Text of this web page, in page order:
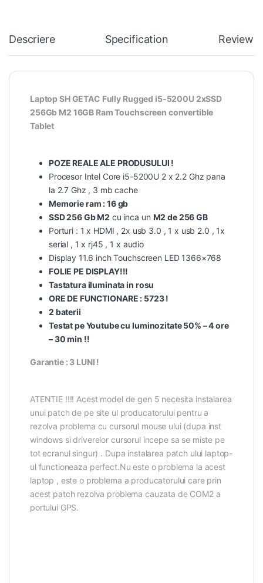
Descriere Specification Reviews
Laptop SH GETAC Fully Rugged i5-5200U 2xSSD
256Gb M2 16GB Ram Touchscreen convertible
Tablet
POZE REALE ALE PRODUSULUI !
Procesor Intel Core i5-5200U 2 x 2.2 Ghz pana
la 2.7 Ghz , 3 mb cache
Memorie ram : 16 gb
SSD 256 Gb M2 cu inca un M2 de 256 GB
Porturi : 1 x HDMI , 2x usb 3.0 , 1 x usb 2.0 , 1x
serial , 1 x rj45 , 1 x audio
Display 11.6 inch Touchscreen LED 1366×768
FOLIE PE DISPLAY!!!
Tastatura iluminata in rosu
ORE DE FUNCTIONARE : 5723 !
2 baterii
Testat pe Youtube cu luminozitate 50% – 4 ore
– 30 min !!
Garantie : 3 LUNI !
ATENTIE !!!! Acest model de gen 5 necesita instalarea
unui patch de pe site ul producatorului pentru a
rezolva problema cu cursorul mouse ului (dupa inst
windows si driverelor cursorul incepe sa se miste pe
tot ecranul singur) . Dupa instalarea patch ului laptop-
ul functioneaza perfect.Nu este o problema la acest
laptop , este o problema a producatorului care prin
acest patch rezolva problema cauzata de COM2 a
portului GPS.